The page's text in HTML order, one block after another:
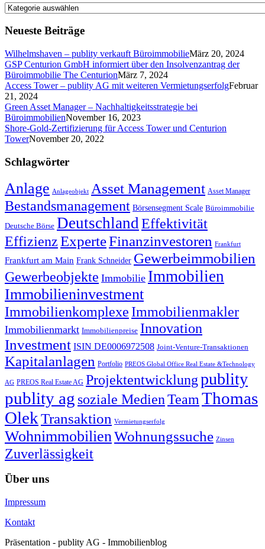
Kategorien
Neueste Beiträge
Wilhelmshaven – publity verkauft BüroimmobilieMärz 20, 2024
GSP Centurion GmbH informiert über den Insolvenzantrag der
Büroimmobilie The CenturionMärz 7, 2024
Access Tower – publity AG mit weiteren VermietungserfolgFebruar
21, 2024
Green Asset Manager – Nachhaltigkeitsstrategie bei
BüroimmobilienNovember 16, 2023
Shore-Gold-Zertifizierung für Access Tower und Centurion
TowerNovember 20, 2022
Schlagwörter
Anlage Anlageobjekt Asset Management Asset Manager
Bestandsmanagement Börsensegment Scale Büroimmobilie
Deutsche Börse Deutschland Effektivität
EffizienzExperteFinanzinvestoren Frankfurt
Frankfurt am Main Frank Schneider Gewerbeimmobilien
Gewerbeobjekte Immobilie Immobilien
Immobilieninvestment
Immobilienkomplexe Immobilienmakler
Immobilienmarkt Immobilienpreise Innovation
Investment ISIN DE0006972508 Joint-Venture-Transaktionen
Kapitalanlagen Portfolio PREOS Global Office Real Estate &Technology
AG PREOS Real Estate AG Projektentwicklungpublity
publity ag soziale MedienTeam Thomas
OlekTransaktion Vermietungserfolg
WohnimmobilienWohnungssuche Zinsen
Zuverlässigkeit
Über uns
Impressum
Kontakt
Präsentation - publity AG - Immobilienblog